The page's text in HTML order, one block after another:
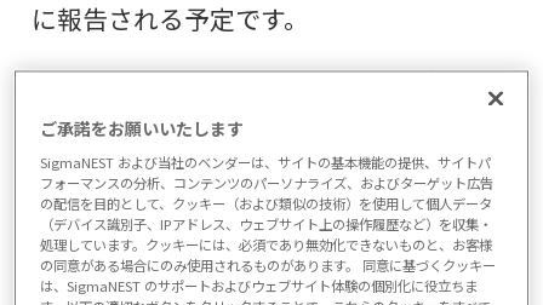
に報告される予定です。
「これは、部品製造、工業計測、積層造
形ソリューションに近い工業用ソフトウ
ェアに特に重点を置き、先進製造分野で
有機的および買収を通じて成長するとい
う当社の戦略的焦点と一致するものであ
る。CAMBRIOは、製造業のバリューチェ
ご承諾をお願いいたします
SigmaNEST および当社のベンダーは、サイトの基本機能の提供、サイトパ
フォーマンスの分析、コンテンツのパーソナライズ、およびターゲット広告
の配信を目的として、クッキー（および類似の技術）を使用して個人データ
（デバイス識別子、IPアドレス、ウェブサイト上の操作履歴など）を収集・
処理しています。クッキーには、必須であり無効化できないものと、お客様
の同意がある場合にのみ使用されるものがあります。 同意に基づくクッキー
は、SigmaNEST のサポートおよびウェブサイト体験の個別化に役立ちま